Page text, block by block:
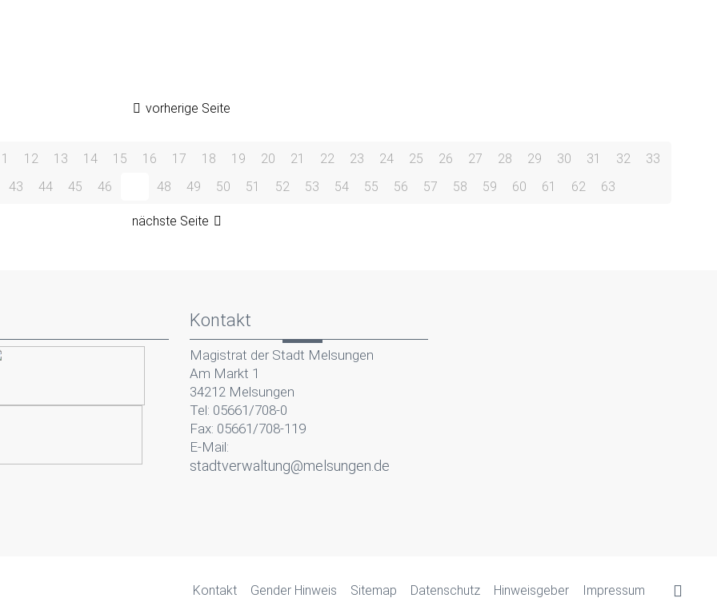
vorherige Seite
12 13 14 15 16 17 18 19 20 21 22 23 24 25 26 27 28 29 30 31 32
33
43 44 45 46 48 49 50 51 52 53 54 55 56 57 58 59 60 61 62 63
nächste Seite
Kontakt
Magistrat der Stadt Melsungen
Am Markt 1
34212 Melsungen
Tel: 05661/708-0
Fax: 05661/708-119
E-Mail:
stadtverwaltung@melsungen.de
Kontakt Gender Hinweis Sitemap Datenschutz Hinweisgeber Impressum